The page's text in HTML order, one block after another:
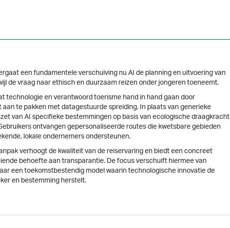
een fundamentele verschuiving nu AI de planning en uitvoering van
de vraag naar ethisch en duurzaam reizen onder jongeren toeneemt.
technologie en verantwoord toerisme hand in hand gaan door
te pakken met datagestuurde spreiding. In plaats van generieke
van AI specifieke bestemmingen op basis van ecologische draagkracht
ontvangen gepersonaliseerde routes die kwetsbare gebieden
lokale ondernemers ondersteunen.
verhoogt de kwaliteit van de reiservaring en biedt een concreet
behoefte aan transparantie. De focus verschuift hiermee van
een toekomstbestendig model waarin technologische innovatie de
en bestemming herstelt.